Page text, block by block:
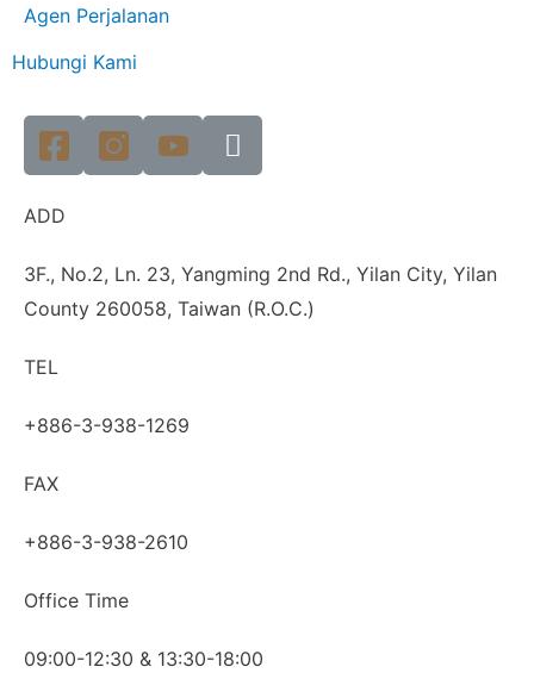
Agen Perjalanan
Hubungi Kami
ADD
3F., No.2, Ln. 23, Yangming 2nd Rd., Yilan City, Yilan
County 260058, Taiwan (R.O.C.)
TEL
+886-3-938-1269
FAX
+886-3-938-2610
Office Time
09:00-12:30 & 13:30-18:00